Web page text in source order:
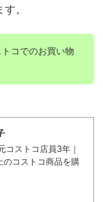
。
コでのお買い物
コストコ店員3年｜
コストコ商品を購